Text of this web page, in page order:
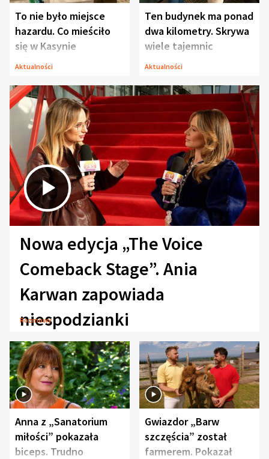
To nie było miejsce
hazardu. Co mieściło
się w Kasynie
Oficerskim?
Aktualności
Ten budynek ma ponad
dwa kilometry. Skrywa
wiele tajemnic
Aktualności
Nowa edycja „The Voice
Comeback Stage”. Ania
Karwan zapowiada
niespodzianki
Rozmowy
Anna z „Sanatorium
miłości” pokazała
biceps. Trudno
Gwiazdor „Barw
szczęścia” został
farmerem. Pokazał